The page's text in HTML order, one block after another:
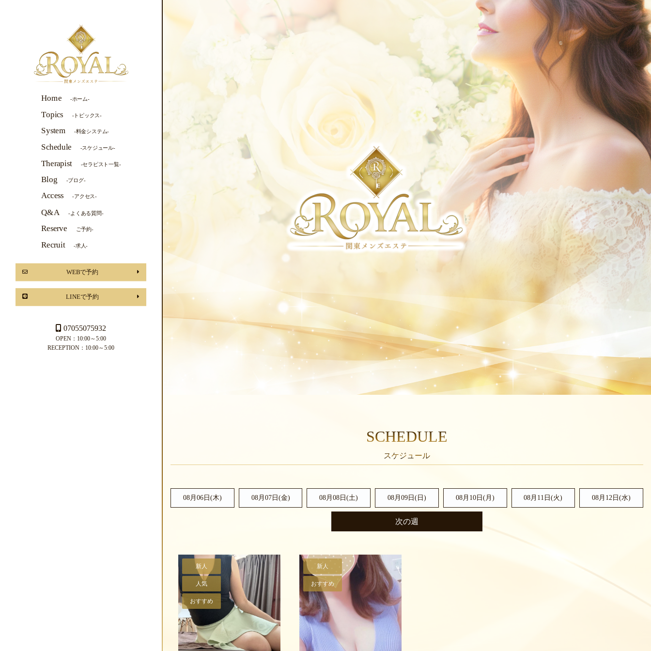
Home -ホーム-
Topics -トピックス-
System -料金システム-
Schedule -スケジュール-
Therapist -セラピスト一覧-
Blog -ブログ-
Access -アクセス-
Q&A -よくある質問-
Reserve ご予約-
Recruit -求人-
WEBで予約
LINEで予約
07055075932
OPEN：10:00～5:00
RECEPTION：10:00～5:00
SCHEDULE
08月06日(木) 08月07日(金) 08月08日(土) 08月09日(日) 08月10日(月) 08月11日(火) 08月12日(水)
次の週
新人
人気
おすすめ
新人
おすすめ